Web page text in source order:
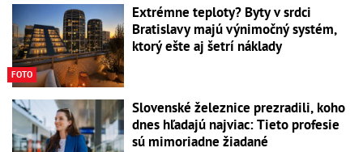
FOTO
Extrémne teploty? Byty v srdci
Bratislavy majú výnimočný systém,
ktorý ešte aj šetrí náklady
Slovenské železnice prezradili, koho
dnes hľadajú najviac: Tieto profesie
sú mimoriadne žiadané